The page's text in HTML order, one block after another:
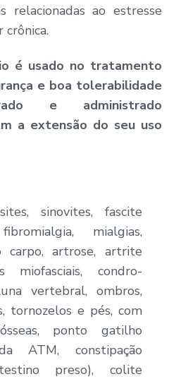
relacionadas ao estresse
crônica.
é usado no tratamento
e boa tolerabilidade
e administrado
a extensão do seu uso
sinovites, fascite
mialgias,
artrose, artrite
mio­fasciais, condro­
vertebral, ombros,
tornozelos e pés, com
ponto gatilho
ATM, constipação
preso), colite